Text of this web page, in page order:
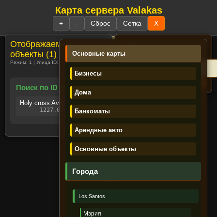
Регистрация
Лента новостей
Основные карты
Бизнесы
Дома
Банкоматы
Арендные авто
Основные объекты
Города
Los Santos
Мэрия
Карта сервера Valakas
+ - Сброс Сетка X
Отображаемые
объекты (1)
Режим: 1 | Улица ID: 613 | Объектов: 1
Поиск по ID улиц (1)
Holy cross Ave. (ID: 613)
1227.08, -1270.87